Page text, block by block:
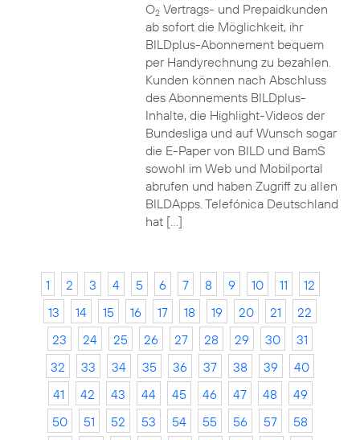
O2Vertrags- und Prepaidkunden
ab sofort die Möglichkeit, ihr
BILDplus-Abonnement bequem
per Handyrechnung zu bezahlen.
Kunden können nach Abschluss
des Abonnements BILDplus-
Inhalte, die Highlight-Videos der
Bundesliga und auf Wunsch sogar
die E-Paper von BILD und BamS
sowohl im Web und Mobilportal
abrufen und haben Zugriff zu allen
BILDApps. Telefónica Deutschland
hat […]
1 2 3 4 5 6 7 8 9 10 11
12
13
14 15 16 17 18 19 20 21
22
23
24 25 26 27 28 29 30
31
32
33 34 35 36 37 38 39
40
41
42 43 44 45 46 47 48
49
50
51 52 53 54 55 56 57
58